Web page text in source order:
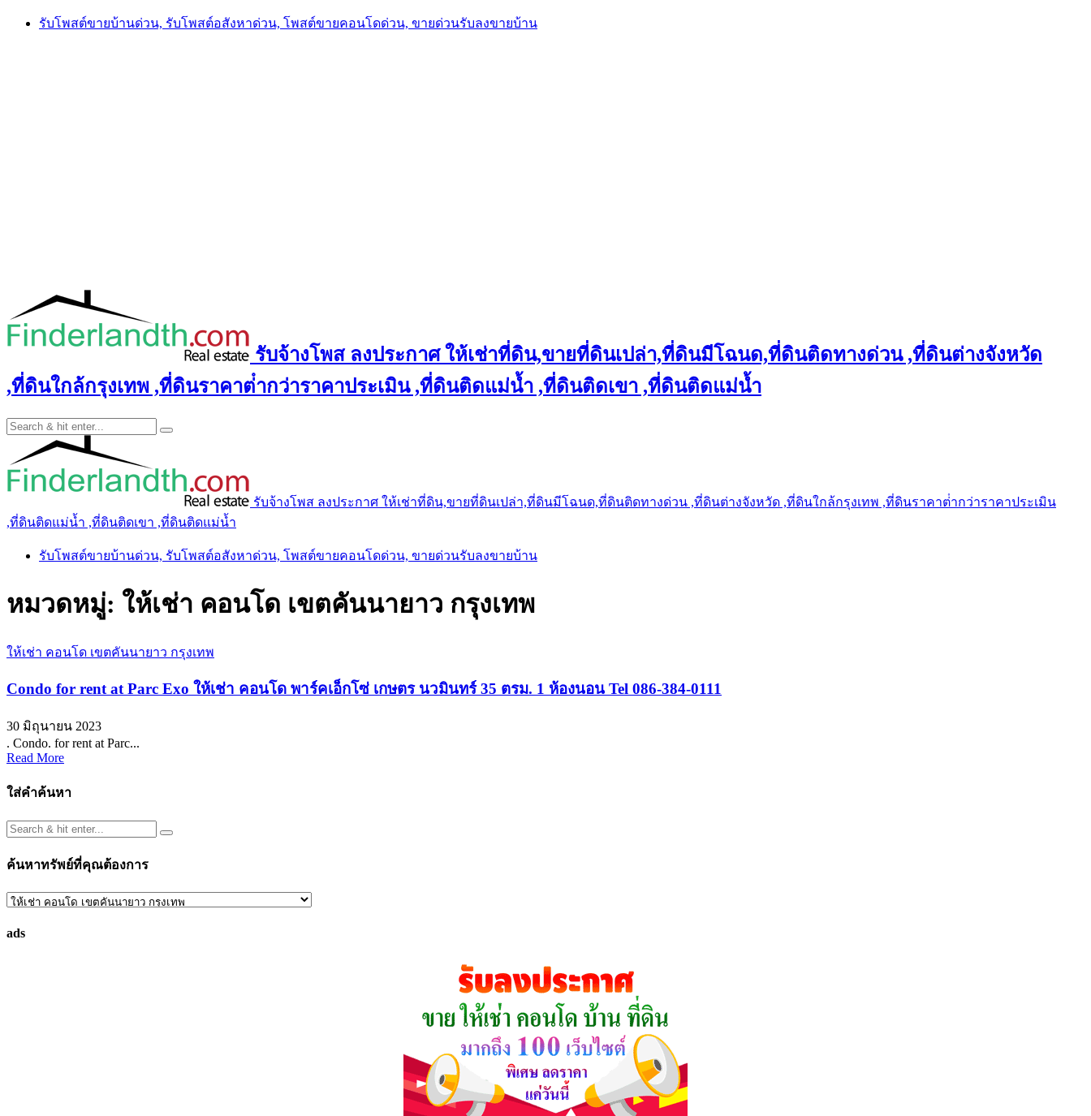
Skip
รับโพสต์ขายบ้านด่วน, รับโพสต์อสังหาด่วน, โพสต์ขายคอนโดด่วน, ขายด่วนรับลงขายบ้าน
รับจ้างโพส ลงประกาศ ให้เช่าที่ดิน,ขายที่ดินเปล่า,ที่ดินมีโฉนด,ที่ดินติดทางด่วน ,ที่ดินต่างจังหวัด
,ที่ดินใกล้กรุงเทพ ,ที่ดินราคาต่ํากว่าราคาประเมิน ,ที่ดินติดแม่น้ำ ,ที่ดินติดเขา ,ที่ดินติดแม่น้ำ
รับจ้างโพส ลงประกาศ ให้เช่าที่ดิน,ขายที่ดินเปล่า,ที่ดินมีโฉนด,ที่ดินติดทางด่วน ,ที่ดินต่างจังหวัด ,ที่ดินใกล้กรุงเทพ ,ที่ดินราคาต่ํากว่าราคาประเมิน
,ที่ดินติดแม่น้ำ ,ที่ดินติดเขา ,ที่ดินติดแม่น้ำ
รับโพสต์ขายบ้านด่วน, รับโพสต์อสังหาด่วน, โพสต์ขายคอนโดด่วน, ขายด่วนรับลงขายบ้าน
หมวดหมู่: ให้เช่า คอนโด เขตคันนายาว กรุงเทพ
ให้เช่า คอนโด เขตคันนายาว กรุงเทพ
Condo for rent at Parc Exo ให้เช่า คอนโด พาร์คเอ็กโซ่ เกษตร นวมินทร์ 35 ตรม. 1 ห้องนอน Tel 086-384-0111
30 มิถุนายน 2023
. Condo. for rent at Parc...
Read More
ใส่คำค้นหา
ค้นหาทรัพย์ที่คุณต้องการ
ค้นหา
ที่
ads